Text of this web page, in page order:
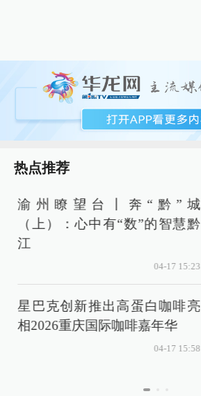
热点推荐
渝州瞭望台丨奔“黔”城
（上）：心中有“数”的智慧黔
江
04-17 15:23
星巴克创新推出高蛋白咖啡亮
相2026重庆国际咖啡嘉年华
04-17 15:58